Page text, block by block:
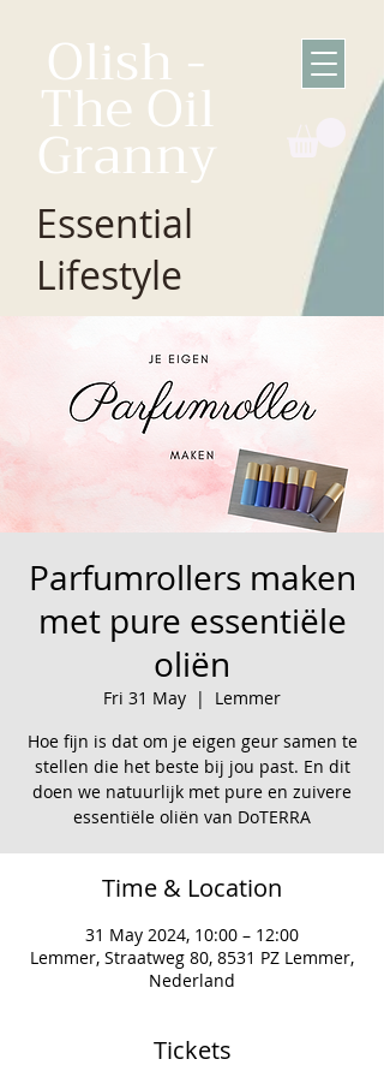
Olish -
The Oil
Granny
Essential
Lifestyle
Parfumrollers maken
met pure essentiële
oliën
Fri 31 May
  |
Lemmer
Hoe fijn is dat om je eigen geur samen te
stellen die het beste bij jou past. En dit
doen we natuurlijk met pure en zuivere
essentiële oliën van DoTERRA
Time & Location
31 May 2024, 10:00 – 12:00
Lemmer, Straatweg 80, 8531 PZ Lemmer,
Nederland
Tickets